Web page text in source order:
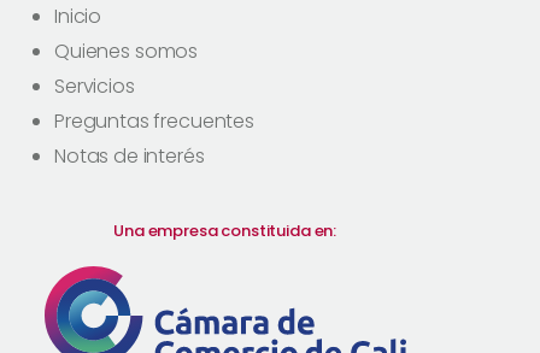
Inicio
Quienes somos
Servicios
Preguntas frecuentes
Notas de interés
Una empresa constituida en: